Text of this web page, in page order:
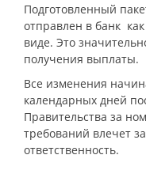
Подготовленный
отправлен в банк
виде. Это
получения выплаты.
Все изменения
календарных дней
Правительства за
требований влечет
ответственность.